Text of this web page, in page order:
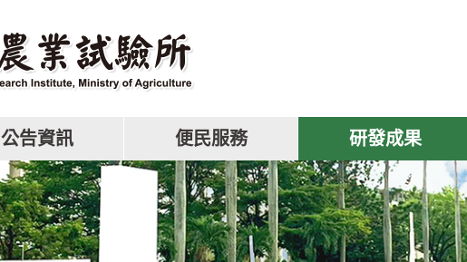
公告資訊 便民服務 研發成果